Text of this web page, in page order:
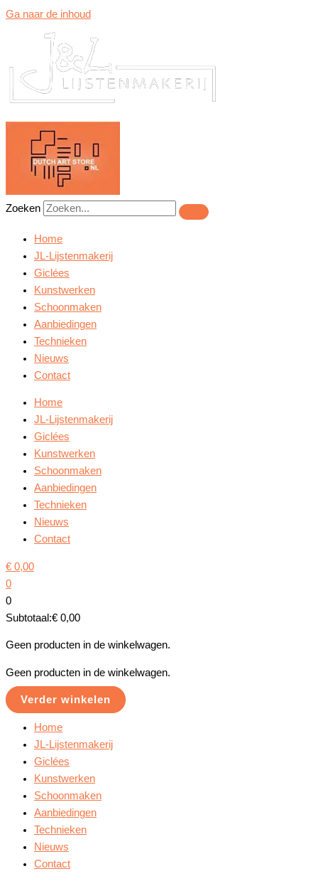
Ga naar de inhoud
Zoeken
Home
JL-Lijstenmakerij
Giclées
Kunstwerken
Schoonmaken
Aanbiedingen
Technieken
Nieuws
Contact
Home
JL-Lijstenmakerij
Giclées
Kunstwerken
Schoonmaken
Aanbiedingen
Technieken
Nieuws
Contact
€ 0,00
0
0
Subtotaal:€ 0,00
Geen producten in de winkelwagen.
Geen producten in de winkelwagen.
Verder winkelen
Home
JL-Lijstenmakerij
Giclées
Kunstwerken
Schoonmaken
Aanbiedingen
Technieken
Nieuws
Contact